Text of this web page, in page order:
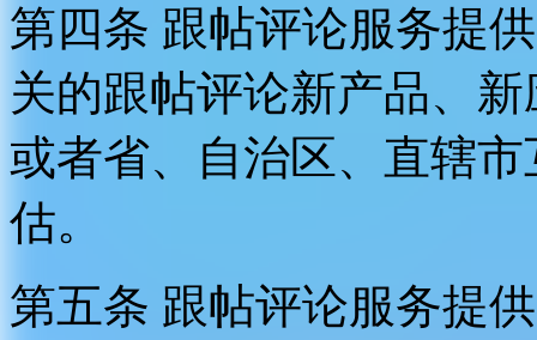
第四条 跟帖评论服务提
关的跟帖评论新产品、
或者省、自治区、直辖
估。
第五条 跟帖评论服务提